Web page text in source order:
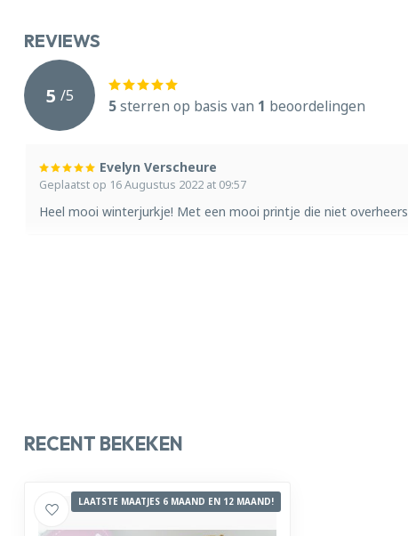
REVIEWS
5 /5
5sterren op basis van 1 beoordelingen
Evelyn Verscheure
Geplaatst op 16 Augustus 2022 at 09:57
Heel mooi winterjurkje! Met een mooi printje die niet
RECENT BEKEKEN
LAATSTE MAATJES 6 MAAND EN 12 MAAND!